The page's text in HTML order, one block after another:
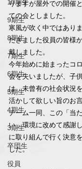
10期生
9期生
8期生
7期生
6期生
5期生
4期生
3期生
卒団生
役員
りますが屋外での開催
ての会としました。
寒風が吹く中ではあり
だきました役員の皆様
戴しました。
今年始めに始まったコ
会を失いましたが、子
は、未曾有の社会状況
活かして欲しい旨のお
チーム一同、この「当
い」環境に改めて感謝
に取り組んで行く決意
した。